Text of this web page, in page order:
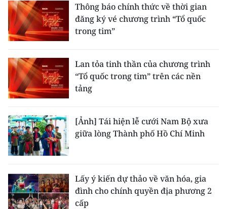
Thông báo chính thức về thời gian
đăng ký vé chương trình “Tổ quốc
trong tim”
Lan tỏa tinh thần của chương trình
“Tổ quốc trong tim” trên các nền
tảng
[Ảnh] Tái hiện lễ cưới Nam Bộ xưa
giữa lòng Thành phố Hồ Chí Minh
Lấy ý kiến dự thảo về văn hóa, gia
đình cho chính quyền địa phương 2
cấp